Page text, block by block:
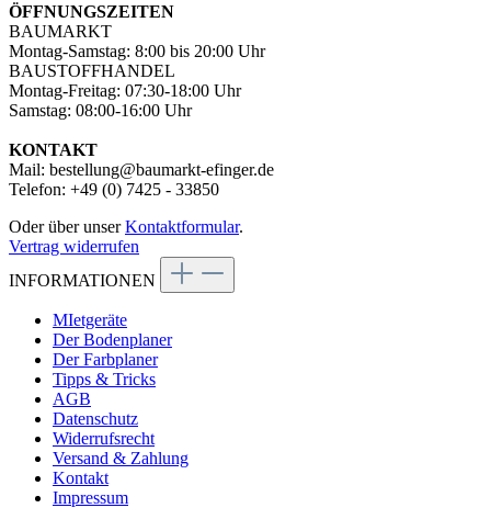
ÖFFNUNGSZEITEN
BAUMARKT
Montag-Samstag: 8:00 bis 20:00 Uhr
BAUSTOFFHANDEL
Montag-Freitag: 07:30-18:00 Uhr
Samstag: 08:00-16:00 Uhr
KONTAKT
Mail: bestellung@baumarkt-efinger.de
Telefon: +49 (0) 7425 - 33850
Oder über unserKontaktformular.
Vertrag widerrufen
INFORMATIONEN
MIetgeräte
Der Bodenplaner
Der Farbplaner
Tipps & Tricks
AGB
Datenschutz
Widerrufsrecht
Versand & Zahlung
Kontakt
Impressum